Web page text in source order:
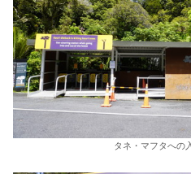
タネ・マフタへの